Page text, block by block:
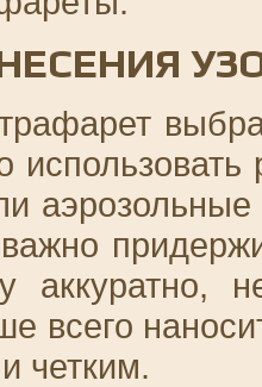
аккуратно,
всего
четким.